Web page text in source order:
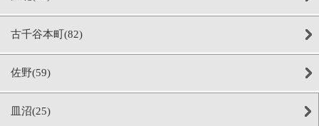
古千谷本町(82)
佐野(59)
皿沼(25)